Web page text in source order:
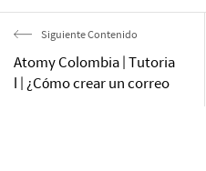
Siguiente Contenido
Atomy Colombia | Tutoria
l | ¿Cómo crear un correo